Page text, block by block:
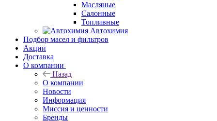
Масляные
Салонные
Топливные
Автохимия
Подбор масел и фильтров
Акции
Доставка
О компании
Назад
О компании
Новости
Информация
Миссия и ценности
Бренды